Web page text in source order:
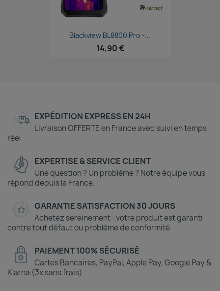
Aperçu rapide
Blackview BL8800 Pro -...
14,90 €
EXPÉDITION EXPRESS EN 24H
Livraison OFFERTE en France avec suivi en temps
réel
EXPERTISE & SERVICE CLIENT
Une question ? Un problème ? Notre équipe vous
répond depuis la France.
GARANTIE SATISFACTION 30 JOURS
Achetez sereinement : votre produit est garanti
contre tout défaut ou problème de conformité.
PAIEMENT 100% SÉCURISÉ
Cartes Bancaires, PayPal, Apple Pay, Google Pay &
Klarna (3x sans frais)